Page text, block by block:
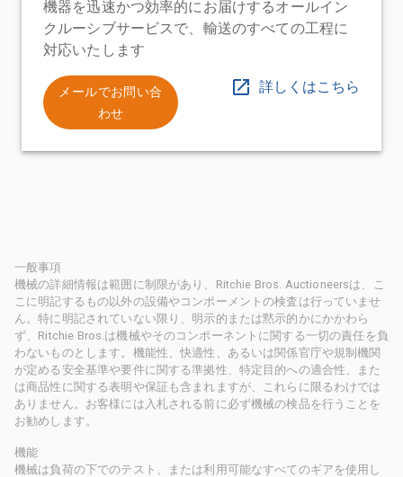
機器を迅速かつ効率的にお届けするオールイン
クルーシブサービスで、輸送のすべての工程に
対応いたします
メールでお問い合
わせ
詳しくはこちら
一般事項
機械の詳細情報は範囲に制限があり、Ritchie Bros. Auctioneersは、こ
こに明記するもの以外の設備やコンポーメントの検査は行っていませ
ん。特に明記されていない限り、明示的または黙示的かにかかわら
ず、Ritchie Bros.は機械やそのコンポーネントに関する一切の責任を負
わないものとします。機能性、快適性、あるいは関係官庁や規制機関
が定める安全基準や要件に関する準拠性、特定目的への適合性、また
は商品性に関する表明や保証も含まれますが、これらに限るわけでは
ありません。お客様には入札される前に必ず機械の検品を行うことを
お勧めします。
機能
機械は負荷の下でのテスト、または利用可能なすべてのギアを使用し